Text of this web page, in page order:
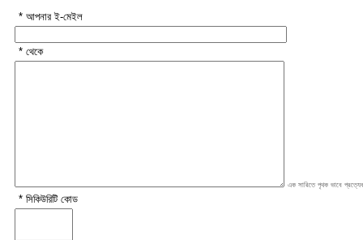
* আপনার ই-মেইল
* থেকে
এক সারিতে পৃথক ভাবে
* সিকিউরিটি কোড